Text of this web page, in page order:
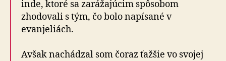
inde, ktoré sa zarážajúcim spôsobom
zhodovali s tým, čo bolo napísané v
evanjeliách.
Avšak nachádzal som čoraz ťažšie vo svojej